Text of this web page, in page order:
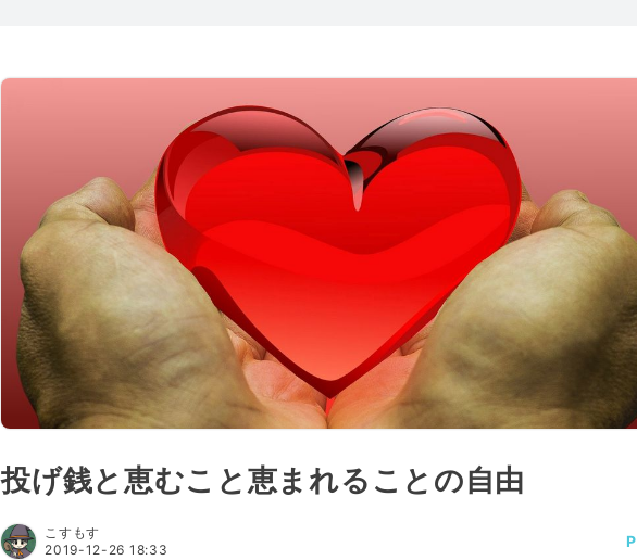
投げ銭と恵むこと恵まれることの自由
こすもす
2019-12-26 18:33